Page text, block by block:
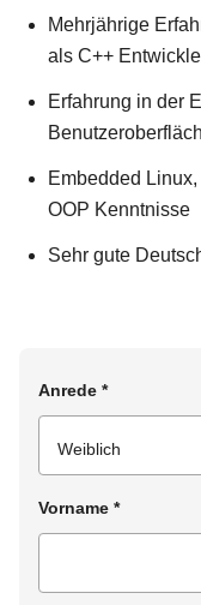
Mehrjährige
als C++
Erfahrung in der
Embedded
OOP Kenntnisse
Sehr gute
Anrede *
Vorname *